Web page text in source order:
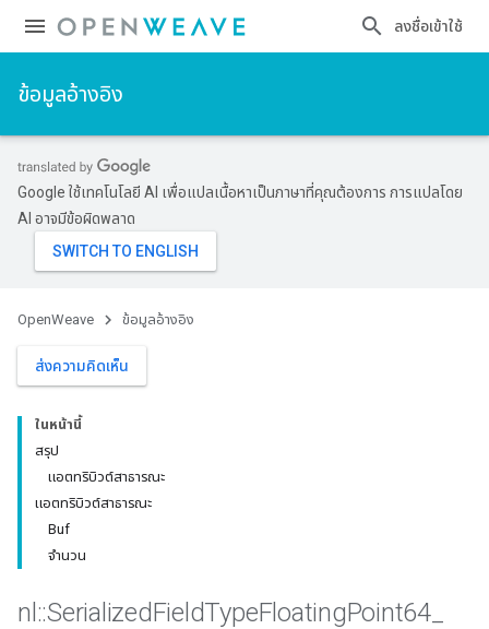
ลงชื่อเข้าใช้
ข้อมูลอ้างอิง
Google ใช้เทคโนโลยี AI เพื่อแปลเนื้อหาเป็นภาษาที่คุณต้องการ การแปลโดย
AI อาจมีข้อผิดพลาด
OpenWeave ข้อมูลอ้างอิง
ส่งความคิดเห็น
ในหน้านี้
สรุป
แอตทริบิวต์สาธารณะ
แอตทริบิวต์สาธารณะ
Buf
จำนวน
nl ::SerializedFieldTypeFloatingPoint64_